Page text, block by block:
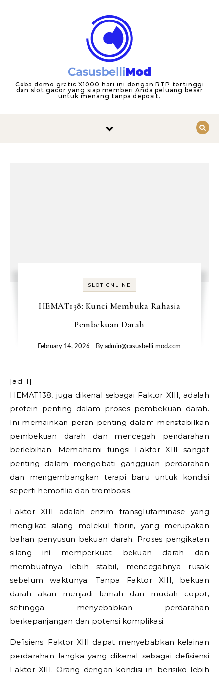
Coba demo gratis X1000 hari ini dengan RTP tertinggi
dan slot gacor yang siap memberi Anda peluang besar
untuk menang tanpa deposit.
SLOT ONLINE
HEMAT138: Kunci Membuka Rahasia
Pembekuan Darah
February 14, 2026 - Byadmin@casusbelli-mod.com
[ad_1]
HEMAT138, juga dikenal sebagai Faktor XIII, adalah
protein penting dalam proses pembekuan darah.
Ini memainkan peran penting dalam menstabilkan
pembekuan darah dan mencegah pendarahan
berlebihan. Memahami fungsi Faktor XIII sangat
penting dalam mengobati gangguan perdarahan
dan mengembangkan terapi baru untuk kondisi
seperti hemofilia dan trombosis.
Faktor XIII adalah enzim transglutaminase yang
mengikat silang molekul fibrin, yang merupakan
bahan penyusun bekuan darah. Proses pengikatan
silang ini memperkuat bekuan darah dan
membuatnya lebih stabil, mencegahnya rusak
sebelum waktunya. Tanpa Faktor XIII, bekuan
darah akan menjadi lemah dan mudah copot,
sehingga menyebabkan perdarahan
berkepanjangan dan potensi komplikasi.
Defisiensi Faktor XIII dapat menyebabkan kelainan
perdarahan langka yang dikenal sebagai defisiensi
Faktor XIII. Orang dengan kondisi ini berisiko lebih